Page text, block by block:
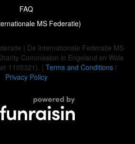
FAQ
MS Federatie)
| De Internationale Federatie MS
Commission in Engeland en Wale
1105321). | Terms and Conditions|
Privacy Policy